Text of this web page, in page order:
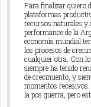
Para finalizar quiero
plataformas
recursos naturales y
performance de la
economía mundial
los procesos de
cualquier otra. Con
siempre ha tenido
de crecimiento, y
momentos recesivos.
la pos guerra, pero